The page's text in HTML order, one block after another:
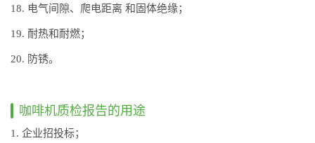
18. 电气间隙、爬电距离 和固体绝缘；
19. 耐热和耐燃；
20. 防锈。
咖啡机质检报告的用途
1. 企业招投标；